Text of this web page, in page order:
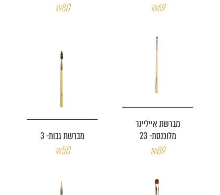
₪69
₪80
מברשת אייליינר
מלוכנסת- 23
₪89
מברשת גבות- 3
₪50